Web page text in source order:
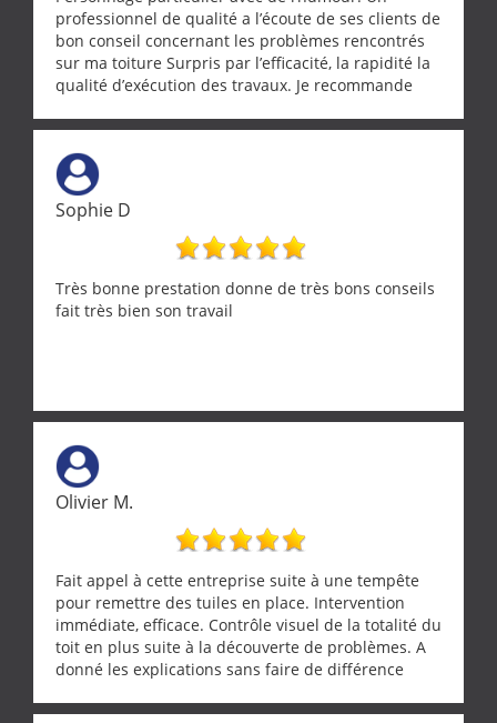
professionnel de qualité a l’écoute de ses clients de
bon conseil concernant les problèmes rencontrés
sur ma toiture Surpris par l’efficacité, la rapidité la
qualité d’exécution des travaux. Je recommande
Sophie D
Très bonne prestation donne de très bons conseils
fait très bien son travail
Olivier M.
Fait appel à cette entreprise suite à une tempête
pour remettre des tuiles en place. Intervention
immédiate, efficace. Contrôle visuel de la totalité du
toit en plus suite à la découverte de problèmes. A
donné les explications sans faire de différence